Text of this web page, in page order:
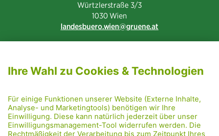
Würtzlerstraße 3/3​
1030 Wien
landesbuero.wien
gruene.at
PRESSE
GRÜNE RADRETTUNG
FRIDAY NIGHTSKATING